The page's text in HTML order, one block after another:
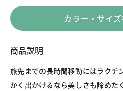
カラー・サイ
商品説明
旅先までの長時間移動にはラクチ
かく出かけるなら美しさも諦めた